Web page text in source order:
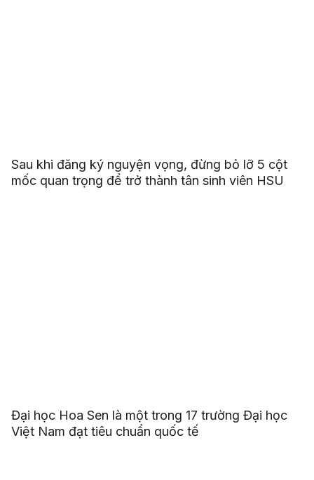
Sau khi đăng ký nguyện vọng, đừng bỏ lỡ 5 cột
mốc quan trọng để trở thành tân sinh viên HSU
Đại học Hoa Sen là một trong 17 trường Đại học
Việt Nam đạt tiêu chuẩn quốc tế